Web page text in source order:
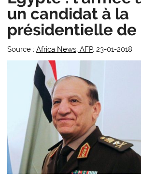
un candidat à la
présidentielle de
Source :Africa News, AFP, 23-01-2018